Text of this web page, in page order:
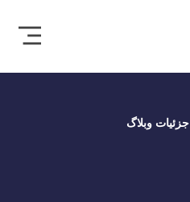
جزئیات وبلاگ